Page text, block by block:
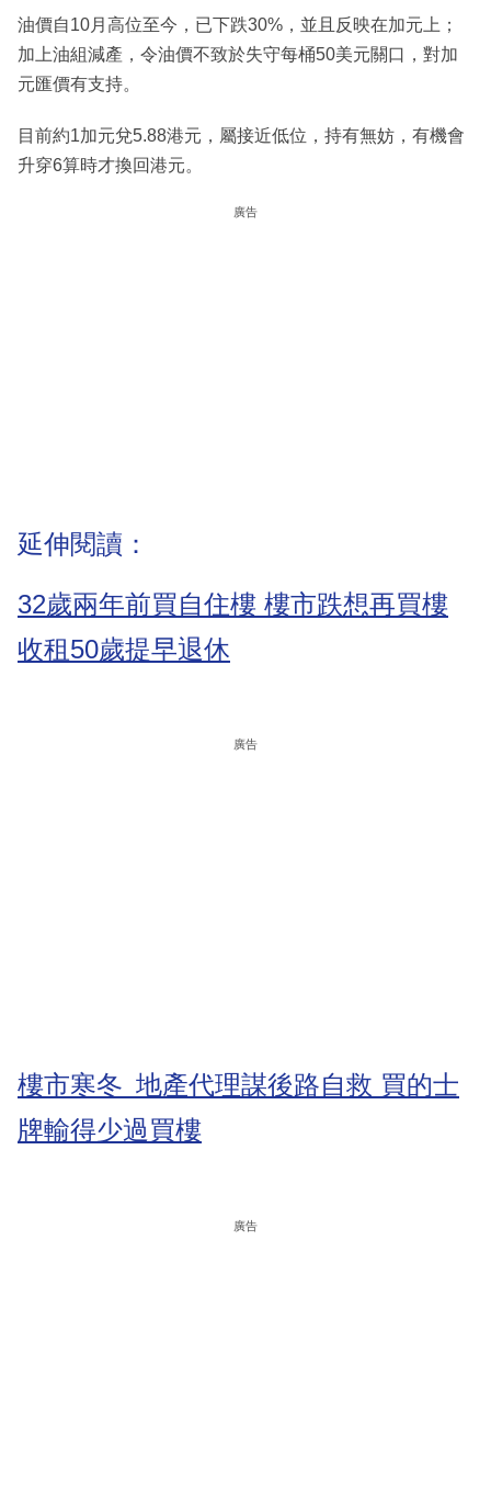
油價自10月高位至今，已下跌30%，並且反映在加元上；
加上油組減產，令油價不致於失守每桶50美元關口，對加
元匯價有支持。
目前約1加元兌5.88港元，屬接近低位，持有無妨，有機會
升穿6算時才換回港元。
廣告
延伸閱讀：
32歲兩年前買自住樓 樓市跌想再買樓
收租50歲提早退休
廣告
樓市寒冬 地產代理謀後路自救 買的士
牌輸得少過買樓
廣告